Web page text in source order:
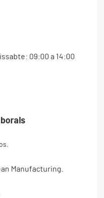
09:00 a 14:00
Manufacturing.